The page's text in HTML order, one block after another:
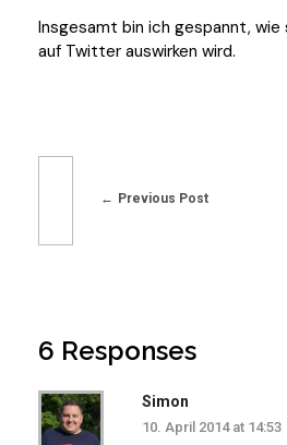
Insgesamt bin ich gespannt, wie
auf Twitter auswirken wird.
Previous Post
6 Responses
Simon
10. April 2014 at 14:53